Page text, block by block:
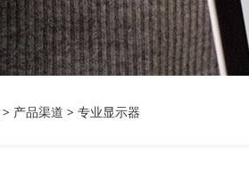
产品渠道 > 专业显示器